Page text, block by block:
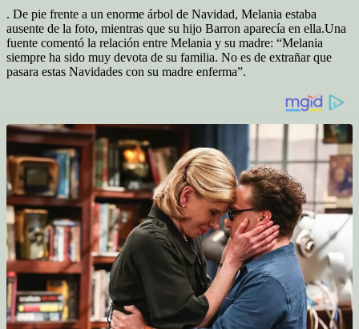
. De pie frente a un enorme árbol de Navidad, Melania estaba
ausente de la foto, mientras que su hijo Barron aparecía en ella.Una
fuente comentó la relación entre Melania y su madre: “Melania
siempre ha sido muy devota de su familia. No es de extrañar que
pasara estas Navidades con su madre enferma”.